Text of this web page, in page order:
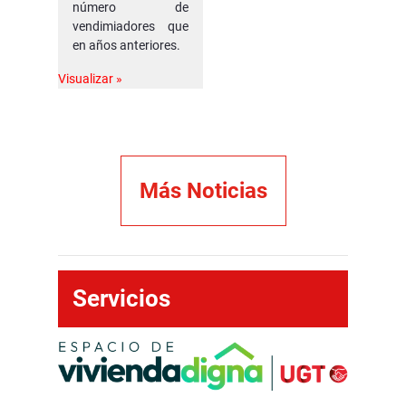
número de
vendimiadores que
en años anteriores.
Visualizar »
Más Noticias
Servicios